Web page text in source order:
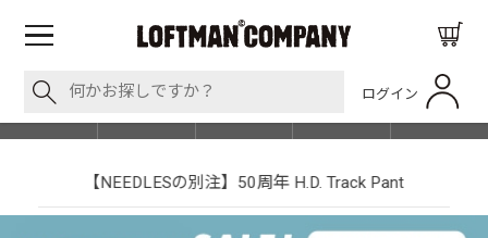
ログイン
SHOP LIST
【NEEDLESの別注】50周年 H.D. Track Pant